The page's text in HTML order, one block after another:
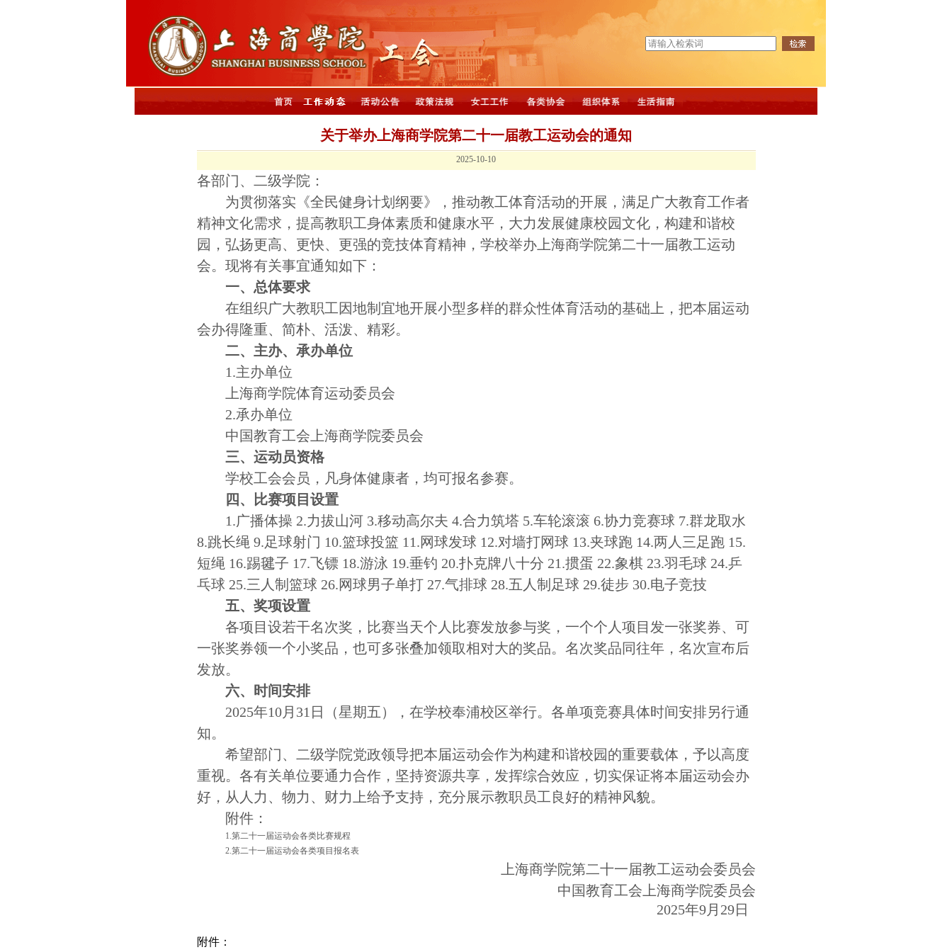
关于举办上海商学院第二十一届教工运动会的通知
2025-10-10
各部门、二级学院：
为贯彻落实《全民健身计划纲要》，推动教工体育活动的开展，满足广大教育工作者
精神文化需求，提高教职工身体素质和健康水平，大力发展健康校园文化，构建和谐校
园，弘扬更高、更快、更强的竞技体育精神，学校举办上海商学院第二十一届教工运动
会。现将有关事宜通知如下：
一、总体要求
在组织广大教职工因地制宜地开展小型多样的群众性体育活动的基础上，把本届运动
会办得隆重、简朴、活泼、精彩。
二、主办、承办单位
1.主办单位
上海商学院体育运动委员会
2.承办单位
中国教育工会上海商学院委员会
三、运动员资格
学校工会会员，凡身体健康者，均可报名参赛。
四、比赛项目设置
1 .广播体操 2.力拔山河 3.移动高尔夫 4.合力筑塔 5.车轮滚滚 6.协力竞赛球 7.群龙取水
8.跳长绳 9.足球射门 10.篮球投篮 11.网球发球 12.对墙打网球 13.夹球跑 14.两人三足跑 15.
短绳 16.踢毽子 17.飞镖 18.游泳 19.垂钓 20.扑克牌八十分 21.掼蛋 22.象棋 23.羽毛球 24.乒
乓球 25.三人制篮球 26.网球男子单打 27.气排球 28.五人制足球 29.徒步 30.电子竞技
五、奖项设置
各项目设若干名次奖，比赛当天个人比赛发放参与奖，一个个人项目发一张奖券、可
一张奖券领一个小奖品，也可多张叠加领取相对大的奖品。名次奖品同往年，名次宣布后
发放。
六、时间安排
2025年10月 31 日（星期五），在学校奉浦校区举行。各单项竞赛具体时间安排另行通
知。
希望部门、二级学院党政领导把本届运动会作为构建和谐校园的重要载体，予以高度
重视。各有关单位要通力合作，坚持资源共享，发挥综合效应，切实保证将本届运动会办
好，从人力、物力、财力上给予支持，充分展示教职员工良好的精神风貌。
附件：
1.第二十一届运动会各类比赛规程
2.第二十一届运动会各类项目报名表
上海商学院第二十一届教工运动会委员会
中国教育工会上海商学院委员会
2025年9月29日
附件：